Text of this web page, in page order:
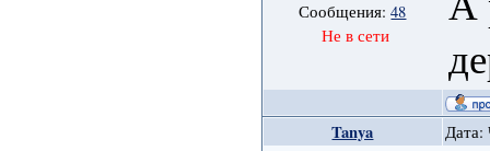
Сообщения:48
Не в сети
Tanya Дата: